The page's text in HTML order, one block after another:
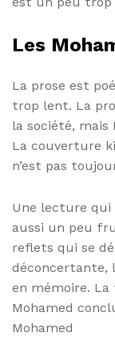
Les
La prose est
trop lent. La
la société, mais
La couverture
n’est pas
Une lecture qui
aussi un peu
reflets qui se
déconcertante,
en mémoire.
Mohamed
Mohamed